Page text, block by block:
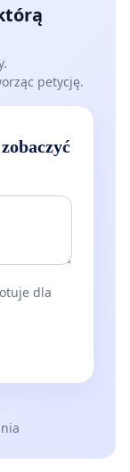
petycję.
dla